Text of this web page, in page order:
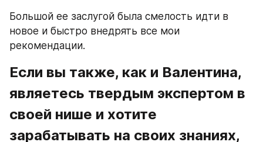
Большой ее заслугой была смелость идти в
новое и быстро внедрять все мои
рекомендации.
Если вы также, как и Валентина,
являетесь твердым экспертом в
своей нише и хотите